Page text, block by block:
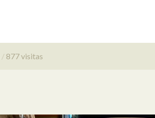
877 visitas